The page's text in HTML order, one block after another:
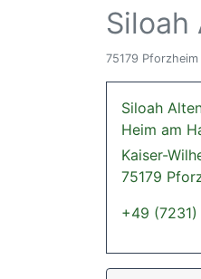
75179 Pforzheim
Siloah
Heim am
Kaiser-
75179
+49 (7231)